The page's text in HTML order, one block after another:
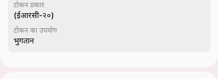
टोकन प्रकार
(ईआरसी-२०)
टोकन का उपयोग
भुगतान